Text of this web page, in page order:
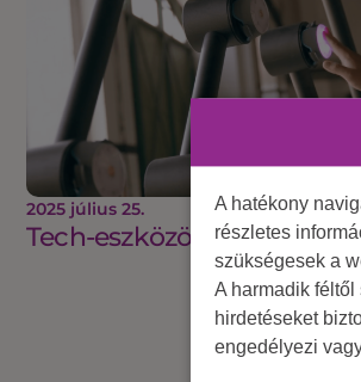
2025 július 25.
Tech-eszközök, amikért
A hatékony
részletes
szükségesek a
A harmadik
hirdetéseket
engedélyezi